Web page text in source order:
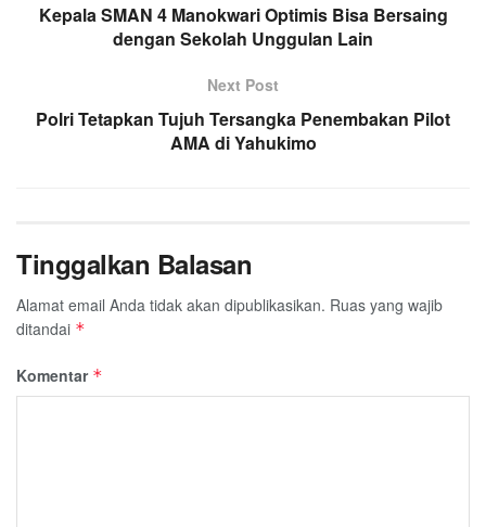
Kepala SMAN 4 Manokwari Optimis Bisa Bersaing
dengan Sekolah Unggulan Lain
Next Post
Polri Tetapkan Tujuh Tersangka Penembakan Pilot
AMA di Yahukimo
Tinggalkan Balasan
Alamat email Anda tidak akan dipublikasikan. Ruas yang wajib
ditandai *
Komentar *